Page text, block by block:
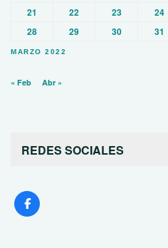
MARZO 2022
21
22 23 24
28
29 30 31
« Feb Abr »
REDES SOCIALES